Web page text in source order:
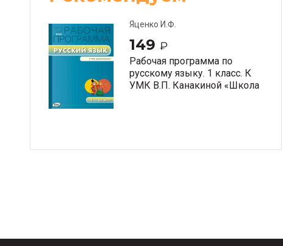
Яценко И.Ф.
149 ₽
Рабочая программа по
русскому языку. 1 класс. К
УМК В.П. Канакиной «Школа